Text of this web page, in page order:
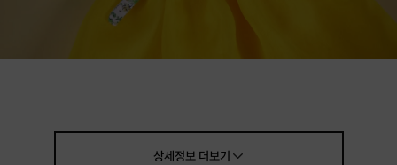
내가 갖고 있는 인형에게
상세정보더보기